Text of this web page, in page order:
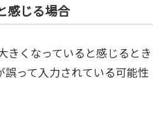
感じる場合
きくなっていると感じるとき
って入力されている可能性